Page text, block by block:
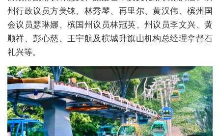
州行政议员方美铼、林秀琴、再里尔、黄汉伟、槟州国
会议员瑟琳娜、槟国州议员林冠英、州议员李文兴、黄
顺祥、彭心慈、王宇航及槟城升旗山机构总经理拿督石
礼兴等。